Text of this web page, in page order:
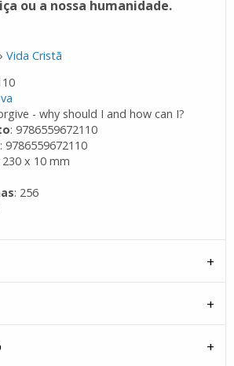
ou a nossa humanidade.
Vida Cristã
- why should I and how can I?
: 9786559672110
: 9786559672110
230 x 10 mm
: 256